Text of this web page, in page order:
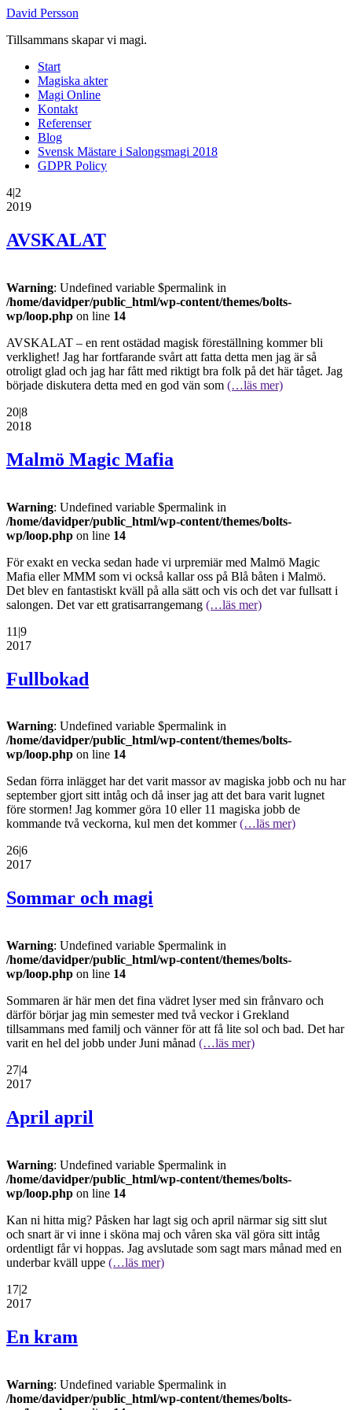
David Persson
Tillsammans skapar vi magi.
Start
Magiska akter
Magi Online
Kontakt
Referenser
Blog
Svensk Mästare i Salongsmagi 2018
GDPR Policy
4|2
2019
AVSKALAT
Warning: Undefined variable $permalink in
/home/davidper/public_html/wp-content/themes/bolts-
wp/loop.php on line 14
AVSKALAT – en rent ostädad magisk föreställning kommer bli
verklighet! Jag har fortfarande svårt att fatta detta men jag är så
otroligt glad och jag har fått med riktigt bra folk på det här tåget. Jag
började diskutera detta med en god vän som (…läs mer)
20|8
2018
Malmö Magic Mafia
Warning: Undefined variable $permalink in
/home/davidper/public_html/wp-content/themes/bolts-
wp/loop.php on line 14
För exakt en vecka sedan hade vi urpremiär med Malmö Magic
Mafia eller MMM som vi också kallar oss på Blå båten i Malmö.
Det blev en fantastiskt kväll på alla sätt och vis och det var fullsatt i
salongen. Det var ett gratisarrangemang (…läs mer)
11|9
2017
Fullbokad
Warning: Undefined variable $permalink in
/home/davidper/public_html/wp-content/themes/bolts-
wp/loop.php on line 14
Sedan förra inlägget har det varit massor av magiska jobb och nu har
september gjort sitt intåg och då inser jag att det bara varit lugnet
före stormen! Jag kommer göra 10 eller 11 magiska jobb de
kommande två veckorna, kul men det kommer(…läs mer)
26|6
2017
Sommar och magi
Warning: Undefined variable $permalink in
/home/davidper/public_html/wp-content/themes/bolts-
wp/loop.php on line 14
Sommaren är här men det fina vädret lyser med sin frånvaro och
därför börjar jag min semester med två veckor i Grekland
tillsammans med familj och vänner för att få lite sol och bad. Det har
varit en hel del jobb under Juni månad (…läs mer)
27|4
2017
April april
Warning: Undefined variable $permalink in
/home/davidper/public_html/wp-content/themes/bolts-
wp/loop.php on line 14
Kan ni hitta mig? Påsken har lagt sig och april närmar sig sitt slut
och snart är vi inne i sköna maj och våren ska väl göra sitt intåg
ordentligt får vi hoppas. Jag avslutade som sagt mars månad med en
underbar kväll uppe (…läs mer)
17|2
2017
En kram
Warning: Undefined variable $permalink in
/home/davidper/public_html/wp-content/themes/bolts-